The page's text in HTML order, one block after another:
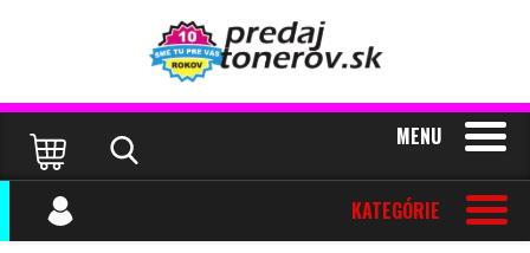
MENU
KATEGÓRIE